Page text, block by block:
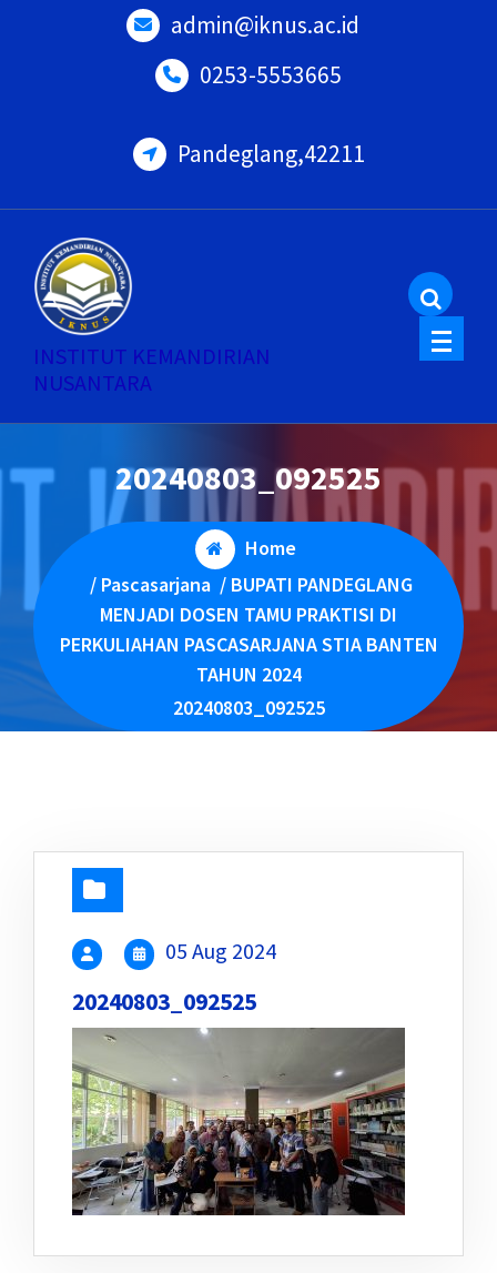
admin@iknus.ac.id
0253-5553665
Pandeglang,42211
INSTITUT KEMANDIRIAN
NUSANTARA
20240803_092525
Home
/ Pascasarjana/ BUPATI PANDEGLANG
MENJADI DOSEN TAMU PRAKTISI DI
PERKULIAHAN PASCASARJANA STIA BANTEN
TAHUN 2024
20240803_092525
05 Aug 2024
20240803_092525